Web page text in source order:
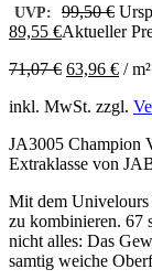
UVP: 99,50€
89,55 €Aktueller
71,07€ 63,96 € /m²
inkl. MwSt. zzgl.
JA3005 Champion
Extraklasse von
Mit dem
zu kombinieren. 67
nicht alles: Das
samtig weiche